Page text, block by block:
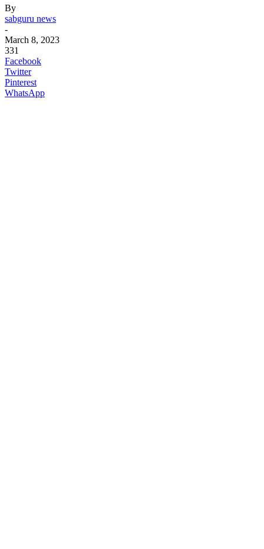
By
sabguru news
-
March 8, 2023
331
Facebook
Twitter
Pinterest
WhatsApp